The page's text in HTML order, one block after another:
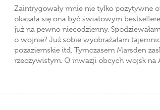
Zaintrygowały mnie nie tylko pozytywne
okazała się ona być światowym
już na pewno niecodzienny.
o wojnie? Już sobie wyobrażałam
pozaziemskie itd. Tymczasem Marsden
rzeczywistym. O inwazji obcych wojsk na